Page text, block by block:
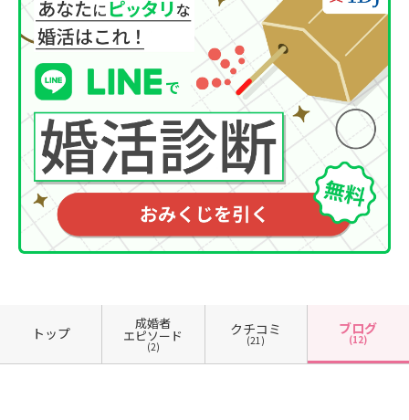
トップ
成婚者
エピソード
(2)
クチコミ
(21)
ブログ
(12)